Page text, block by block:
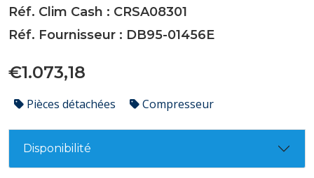
Réf. Clim Cash : CRSA08301
Réf. Fournisseur : DB95-01456E
€1.073,18
Pièces détachées Compresseur
Disponibilité